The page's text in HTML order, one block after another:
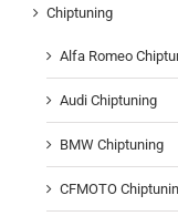
Chiptuning
Alfa Romeo
Audi Chiptuning
BMW Chiptuning
CFMOTO